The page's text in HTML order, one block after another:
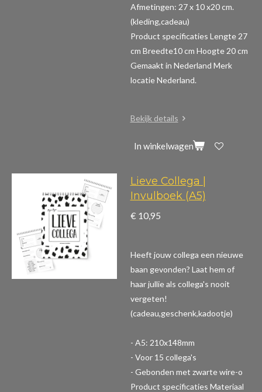
Afmetingen: 27 x 10 x20 cm.
(kleding,cadeau)
Product specificaties Lengte 27
cm Breedte10 cm Hoogte 20 cm
Gemaakt in Nederland Merk
locatie Nederland.
Bekijk details
In winkelwagen
Lieve Collega |
Invulboek (A5)
€ 10,95
Heeft jouw collega een nieuwe
baan gevonden? Laat hem of
haar jullie als collega's nooit
vergeten!
(cadeau,geschenk,kadootje)
- A5: 210x148mm
- Voor 15 collega's
- Gebonden met zwarte wire-o
Product specificaties Materiaal